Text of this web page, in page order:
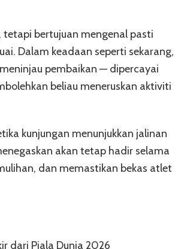
tetapi bertujuan mengenal pasti
Dalam keadaan seperti sekarang,
pembaikan — dipercayai
beliau meneruskan aktiviti
kunjungan menunjukkan jalinan
akan tetap hadir selama
dan memastikan bekas atlet
dari Piala Dunia 2026